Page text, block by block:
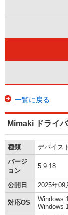
一覧に戻る
Mimaki ドライ
種類
デバイス
バージ
ョン
5.9.18
公開日 2025年09
対応OS
Windows
Windows